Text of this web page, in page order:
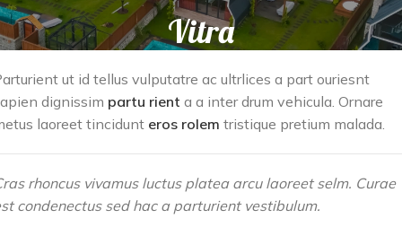
Vitra
ut id tellus vulputatre ac ultrlices a part ouriesnt
dignissim partu rient a a inter drum vehicula. Ornare
laoreet tincidunt eros rolem tristique pretium malada.
rhoncus vivamus luctus platea arcu laoreet selm. Curae
condenectus sed hac a parturient vestibulum.